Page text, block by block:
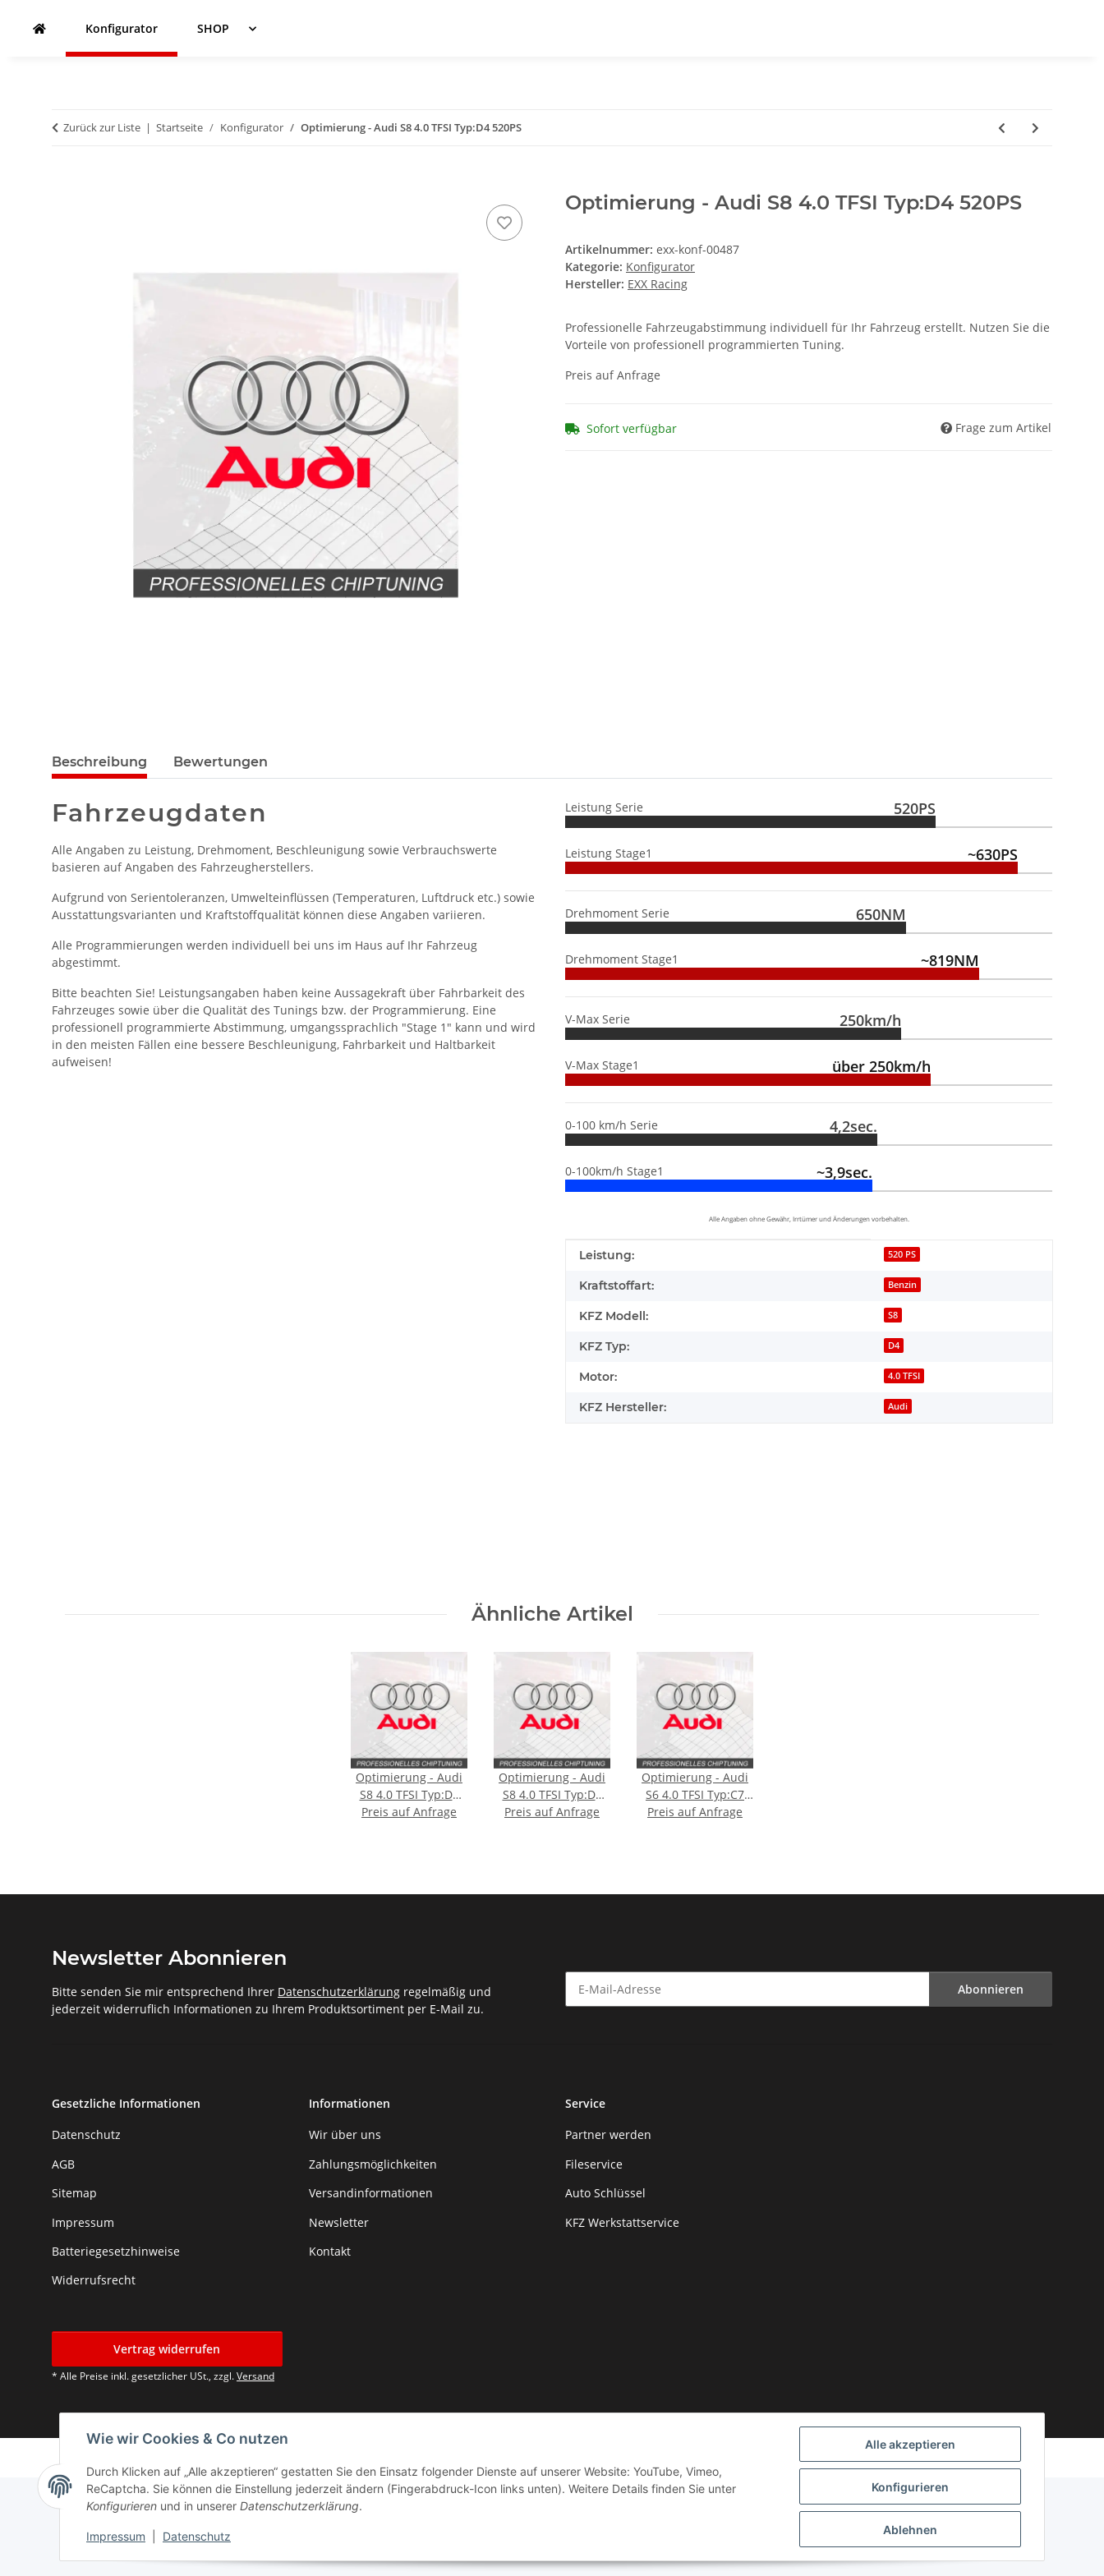
Alle akzeptieren
Konfigurieren
Ablehnen
Wie wir Cookies & Co nutzen
Durch Klicken auf „Alle akzeptieren“ gestatten Sie den Einsatz folgender Dienste auf unserer Website: YouTube, Vimeo,
ReCaptcha. Sie können die Einstellung jederzeit ändern (Fingerabdruck-Icon links unten). Weitere Details finden Sie unter
Konfigurieren und in unserer Datenschutzerklärung.
Impressum Datenschutz
Konfigurator SHOP
Zurück zur Liste Startseite Konfigurator Optimierung - Audi S8 4.0 TFSI Typ:D4 520PS
Optimierung - Audi S8 4.0 TFSI Typ:D4 520PS
Artikelnummer: exx-konf-00487
Kategorie: Konfigurator
Hersteller: EXX Racing
Professionelle Fahrzeugabstimmung individuell für Ihr Fahrzeug erstellt. Nutzen Sie die
Vorteile von professionell programmierten Tuning.
Preis auf Anfrage
Sofort verfügbar Frage zum Artikel
Beschreibung Bewertungen
Fahrzeugdaten
Alle Angaben zu Leistung, Drehmoment, Beschleunigung sowie Verbrauchswerte
basieren auf Angaben des Fahrzeugherstellers.
Aufgrund von Serientoleranzen, Umwelteinflüssen (Temperaturen, Luftdruck etc.) sowie
Ausstattungsvarianten und Kraftstoffqualität können diese Angaben variieren.
Alle Programmierungen werden individuell bei uns im Haus auf Ihr Fahrzeug
abgestimmt.
Bitte beachten Sie! Leistungsangaben haben keine Aussagekraft über Fahrbarkeit des
Fahrzeuges sowie über die Qualität des Tunings bzw. der Programmierung. Eine
professionell programmierte Abstimmung, umgangssprachlich "Stage 1" kann und wird
in den meisten Fällen eine bessere Beschleunigung, Fahrbarkeit und Haltbarkeit
aufweisen!
Leistung Serie 520PS
Leistung Stage1 ~630PS
Drehmoment Serie 650NM
Drehmoment Stage1 ~819NM
V-Max Serie 250km/h
V-Max Stage1 über 250km/h
0-100 km/h Serie 4,2sec.
0-100km/h Stage1 ~3,9sec.
Alle Angaben ohne Gewähr, Irrtümer und Änderungen vorbehalten.
Produkteigenschaft
Wert
Leistung: 520 PS
Kraftstoffart: Benzin
KFZ Modell: S8
KFZ Typ: D4
Motor: 4.0 TFSI
KFZ Hersteller: Audi
Ähnliche Artikel
Optimierung - Audi
S8 4.0 TFSI Typ:D4
[Facelift] 520PS
Preis auf Anfrage
Optimierung - Audi
S8 4.0 TFSI Typ:D4
[Facelift] 605PS
Preis auf Anfrage
Optimierung - Audi
S6 4.0 TFSI Typ:C7
420PS
Preis auf Anfrage
Newsletter Abonnieren
Bitte senden Sie mir entsprechend Ihrer Datenschutzerklärung regelmäßig und
jederzeit widerruflich Informationen zu Ihrem Produktsortiment per E-Mail zu.
Abonnieren
Gesetzliche Informationen
Datenschutz
AGB
Sitemap
Impressum
Batteriegesetzhinweise
Widerrufsrecht
Informationen
Wir über uns
Zahlungsmöglichkeiten
Versandinformationen
Newsletter
Kontakt
Service
Partner werden
Fileservice
Auto Schlüssel
KFZ Werkstattservice
Vertrag widerrufen
* Alle Preise inkl. gesetzlicher USt., zzgl.Versand
© by Moto Technik UG Powered byJTL-Shop